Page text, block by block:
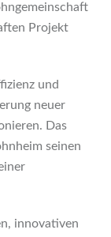
Projekt
und
neuer
Das
seinen
innovativen